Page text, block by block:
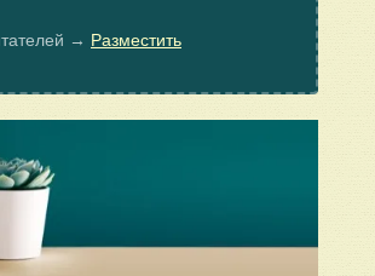
→ Разместить